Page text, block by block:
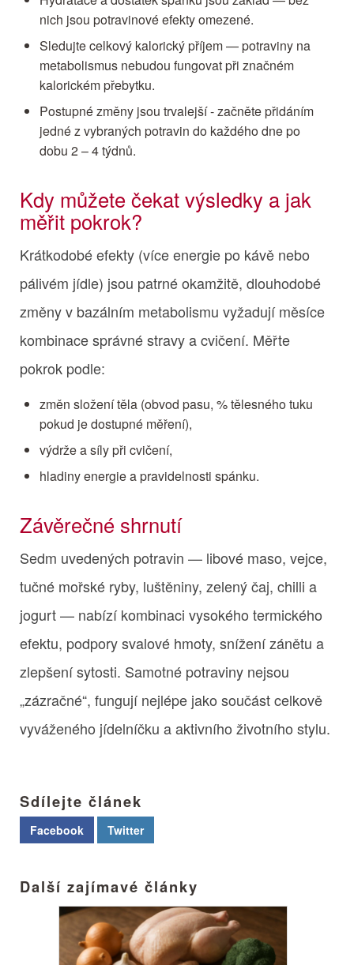
nich jsou potravinové efekty omezené.
Sledujte celkový kalorický příjem — potraviny na
metabolismus nebudou fungovat při značném
kalorickém přebytku.
Postupné změny jsou trvalejší - začněte přidáním
jedné z vybraných potravin do každého dne po
dobu 2 – 4 týdnů.
Kdy můžete čekat výsledky a jak
měřit pokrok?
Krátkodobé efekty (více energie po kávě nebo
pálivém jídle) jsou patrné okamžitě, dlouhodobé
změny v bazálním metabolismu vyžadují měsíce
kombinace správné stravy a cvičení. Měřte
pokrok podle:
změn složení těla (obvod pasu, % tělesného tuku
pokud je dostupné měření),
výdrže a síly při cvičení,
hladiny energie a pravidelnosti spánku.
Závěrečné shrnutí
Sedm uvedených potravin — libové maso, vejce,
tučné mořské ryby, luštěniny, zelený čaj, chilli a
jogurt — nabízí kombinaci vysokého termického
efektu, podpory svalové hmoty, snížení zánětu a
zlepšení sytosti. Samotné potraviny nejsou
„zázračné“, fungují nejlépe jako součást celkově
vyváženého jídelníčku a aktivního životního stylu.
Sdílejte článek
Facebook Twitter
Další zajímavé články